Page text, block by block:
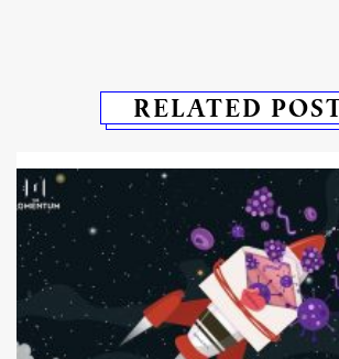
RELATED